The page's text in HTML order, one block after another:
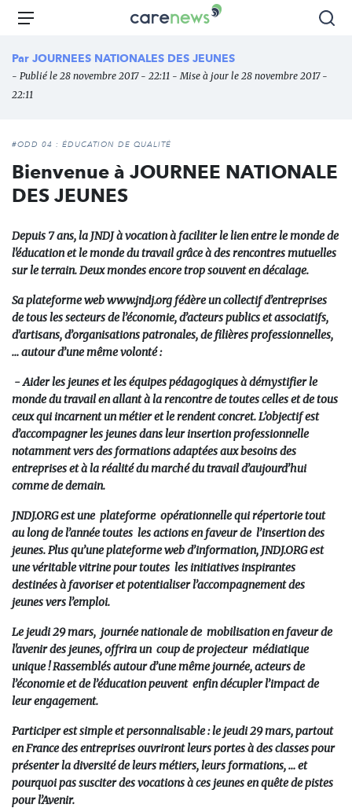
Aller
principal
Carenews,
média
des
Menu
Par JOURNEES NATIONALES DES JEUNES
- Publié le 28 novembre 2017 - 22:11 - Mise à jour le 28 novembre 2017 -
22:11
#ODD 04 : ÉDUCATION DE QUALITÉ
Bienvenue à JOURNEE NATIONALE
DES JEUNES
Depuis 7 ans, la JNDJ à vocation à faciliter le lien entre le monde de
l'éducation et le monde du travail grâce à des rencontres mutuelles
sur le terrain.Deux mondes encore trop souvent en décalage.
Sa plateforme web www.jndj.org fédère un collectif d’entreprises
de tous les secteurs de l’économie,d’acteurs publics et associatifs,
d’artisans, d’organisations patronales, de filières professionnelles,
… autour d’une même volonté :
- Aider les jeunes et les équipes pédagogiques à démystifier le
monde du travail en allant à la rencontre de toutes celles et de tous
ceux qui incarnent un métier et le rendent concret.L’objectif est
d’accompagner les jeunes dans leur insertion professionnelle
notamment vers des formations adaptées aux besoins des
entreprises et à la réalité du marché du travail d’aujourd’hui
comme de demain.
JNDJ.ORG est une plateforme opérationnelle qui répertorie tout
au long de l’année toutes les actions en faveur de l’insertion des
jeunes. Plus qu’une plateforme web d’information, JNDJ.ORG est
une véritable vitrine pour toutes les initiatives inspirantes
destinées à favoriser et potentialiser l’accompagnement des
jeunes vers l’emploi.
Le jeudi 29 mars, journée nationale de mobilisation en faveur de
l'avenir des jeunes,offrira un coup de projecteur médiatique
unique ! Rassemblés autour d’une même journée, acteurs de
l’économie et de l’éducation peuvent enfin décupler l’impact de
leur engagement.
Participer est simple et personnalisable :le jeudi 29 mars,partout
en France des entreprises ouvriront leurs portes à des classes pour
présenter la diversité de leurs métiers, leurs formations, … et
pourquoi pas susciter des vocations à ces jeunes en quête de pistes
pour l’Avenir.